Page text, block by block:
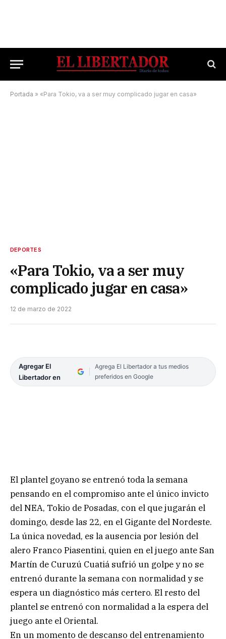
Portada » «Para Tokio, va a ser muy complicado jugar en casa»
DEPORTES
«Para Tokio, va a ser muy
complicado jugar en casa»
12 de marzo de 2022
Agregar El
Libertador en
Agrega El Libertador a tus medios
preferidos en Google
El plantel goyano se entrenó toda la semana
pensando en el compromiso ante el único invicto
del NEA, Tokio de Posadas, con el que jugarán el
domingo, desde las 22, en el Gigante del Nordeste.
La única novedad, es la ausencia por lesión del
alero Franco Piasentini, quien en el juego ante San
Martín de Curuzú Cuatiá sufrió un golpe y no se
entrenó durante la semana con normalidad y se
espera un diagnóstico más certero. El resto del
plantel se entrenó con normalidad a la espera del
juego ante el Oriental.
En un momento de descanso del entrenamiento